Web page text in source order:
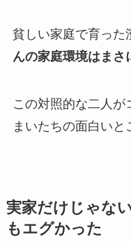
貧しい家庭で育った
んの家庭環境はまさ
この対照的な二人
まいたちの面白いと
実家だけじゃな
もエグかった